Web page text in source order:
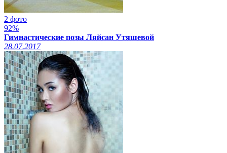
2 фото
92%
Гимнастические позы Ляйсан Утяшевой
28.07.2017